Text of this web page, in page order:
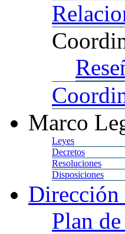
Marco
Leyes
Decretos
Resoluciones
Disposiciones
Dirección
Plan